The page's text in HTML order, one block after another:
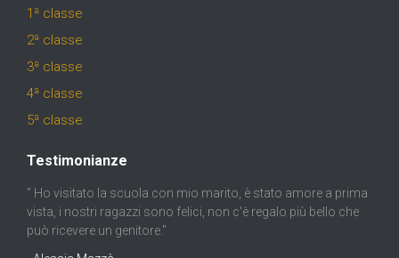
1ª classe
2ª classe
3ª classe
4ª classe
5ª classe
Testimonianze
" Ho visitato la scuola con mio marito, è stato amore a prima
vista, i nostri ragazzi sono felici, non c'è regalo più bello che
può ricevere un genitore."